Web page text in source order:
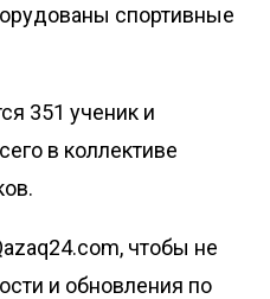
спортивные
351 ученик и
в коллективе
чтобы не
и обновления по